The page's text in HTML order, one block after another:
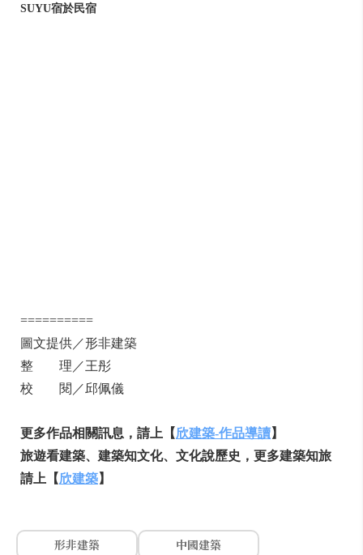
SUYU宿於民宿
==========
圖文提供／形非建築
整 理／王彤
校 閱／邱佩儀
更多作品相關訊息，請上【欣建築-作品導讀】
旅遊看建築、建築知文化、文化說歷史，更多建築知旅
請上【欣建築】
形非建築
中國建築